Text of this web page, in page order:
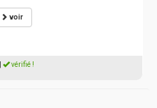
voir
vérifié !